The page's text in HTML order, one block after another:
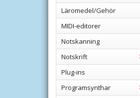
Läromedel/Gehör
MIDI-editorer
Notskanning
Notskrift
Plug-ins
Programsynthar